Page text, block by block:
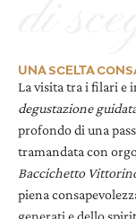
UNA SCELTA
La visita tra i filari e
degustazione
profondo di una
tramandata con
Baccichetto
piena
generati e dello
di